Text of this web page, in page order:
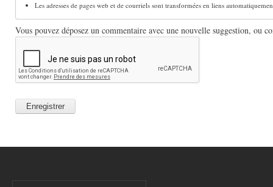
Les adresses de pages web et de courriels sont transformées en liens
Vous pouvez déposez un commentaire avec une nouvelle suggestion, ou